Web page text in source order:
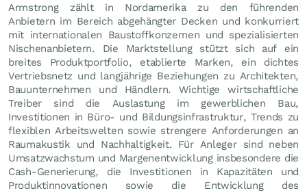
Armstrong zählt in Nordamerika zu den führenden
Anbietern im Bereich abgehängter Decken und konkurriert
mit internationalen Baustoffkonzernen und spezialisierten
Nischenanbietern. Die Marktstellung stützt sich auf ein
breites Produktportfolio, etablierte Marken, ein dichtes
Vertriebsnetz und langjährige Beziehungen zu Architekten,
Bauunternehmen und Händlern. Wichtige wirtschaftliche
Treiber sind die Auslastung im gewerblichen Bau,
Investitionen in Büro- und Bildungsinfrastruktur, Trends zu
flexiblen Arbeitswelten sowie strengere Anforderungen an
Raumakustik und Nachhaltigkeit. Für Anleger sind neben
Umsatzwachstum und Margenentwicklung insbesondere die
Cash-Generierung, die Investitionen in Kapazitäten und
Produktinnovationen sowie die Entwicklung des